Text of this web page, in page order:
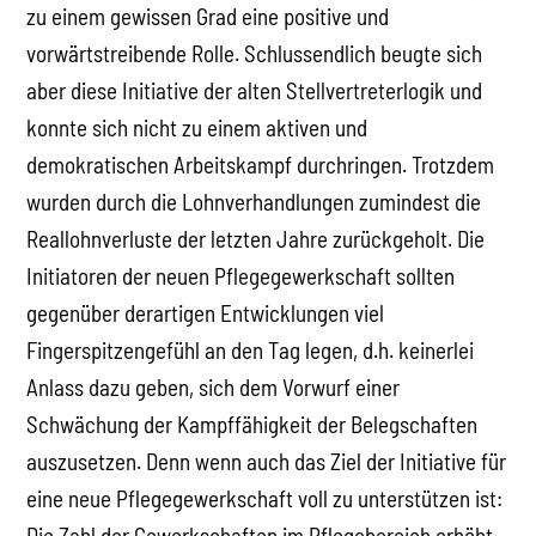
zu einem gewissen Grad eine positive und
vorwärtstreibende Rolle. Schlussendlich beugte sich
aber diese Initiative der alten Stellvertreterlogik und
konnte sich nicht zu einem aktiven und
demokratischen Arbeitskampf durchringen. Trotzdem
wurden durch die Lohnverhandlungen zumindest die
Reallohnverluste der letzten Jahre zurückgeholt. Die
Initiatoren der neuen Pflegegewerkschaft sollten
gegenüber derartigen Entwicklungen viel
Fingerspitzengefühl an den Tag legen, d.h. keinerlei
Anlass dazu geben, sich dem Vorwurf einer
Schwächung der Kampffähigkeit der Belegschaften
auszusetzen. Denn wenn auch das Ziel der Initiative für
eine neue Pflegegewerkschaft voll zu unterstützen ist: